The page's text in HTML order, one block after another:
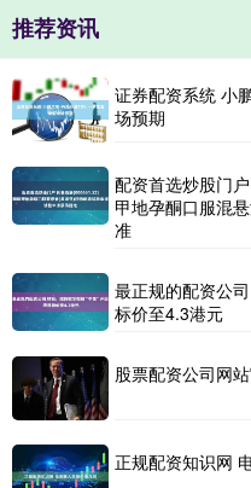
推荐资讯
证券配资系统 小
场预期
配资首选炒股门
甲地孕酮口服混
准
最正规的配资公
标价至4.3港元
股票配资公司网
正规配资知识网